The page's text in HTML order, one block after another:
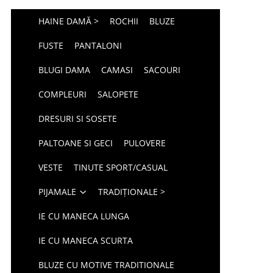
HAINE DAMĂ > ROCHII BLUZE
FUSTE PANTALONI
BLUGI DAMA CAMASI SACOURI
COMPLEURI SALOPETE
DRESURI SI SOSETE
PALTOANE SI GECI PULOVERE
VESTE TINUTE SPORT/CASUAL
PIJAMALE TRADIȚIONALE >
IE CU MANECA LUNGA
IE CU MANECA SCURTA
BLUZE CU MOTIVE TRADITIONALE